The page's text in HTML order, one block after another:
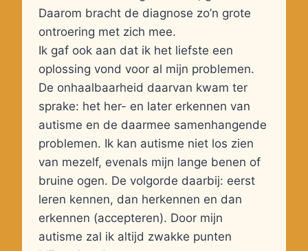
Daarom bracht de diagnose zo’n grote
ontroering met zich mee.
Ik gaf ook aan dat ik het liefste een
oplossing vond voor al mijn problemen.
De onhaalbaarheid daarvan kwam ter
sprake: het her- en later erkennen van
autisme en de daarmee samenhangende
problemen. Ik kan autisme niet los zien
van mezelf, evenals mijn lange benen of
bruine ogen. De volgorde daarbij: eerst
leren kennen, dan herkennen en dan
erkennen (accepteren). Door mijn
autisme zal ik altijd zwakke punten